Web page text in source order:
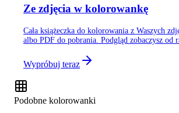
Ze zdjęcia w kolorowankę
Cała książeczka do kolorowania z Waszych
albo PDF do pobrania. Podgląd zobaczysz od
Wypróbuj teraz
Podobne kolorowanki